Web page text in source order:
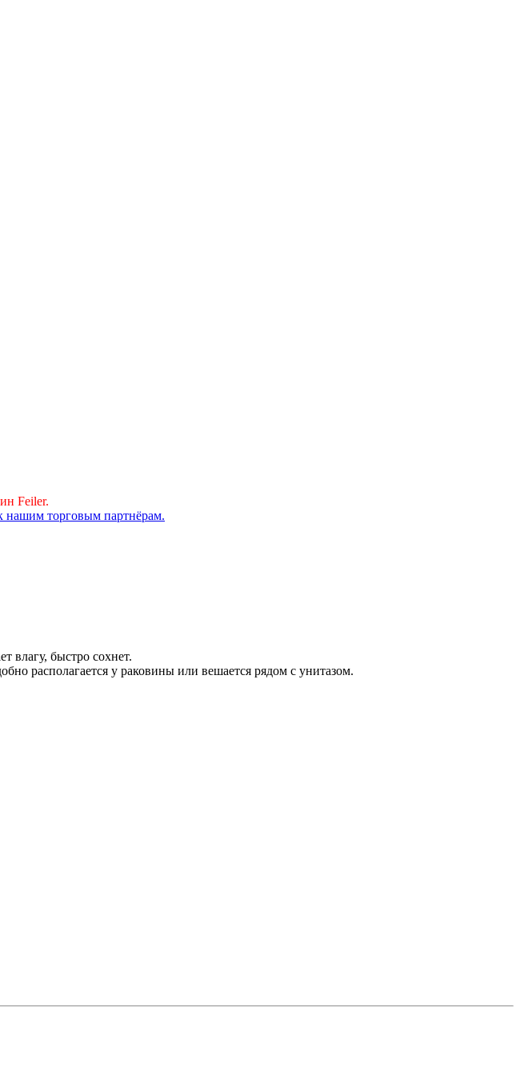
Feiler.
нашим торговым партнёрам.
влагу, быстро сохнет.
располагается у раковины или вешается рядом с унитазом.